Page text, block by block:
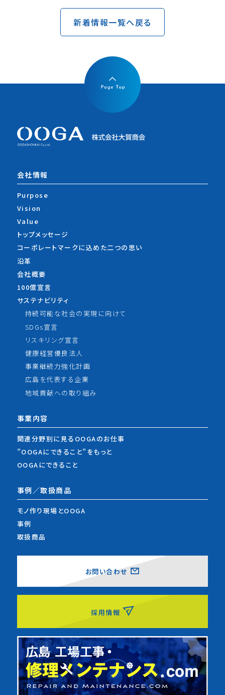
新着情報一覧へ戻る
会社情報
Purpose
Vision
Value
トップメッセージ
コーポレートマークに込めた二つの思い
沿革
会社概要
100億宣言
サステナビリティ
持続可能な社会の実現に向けて
SDGs宣言
リスキリング宣言
健康経営優良法人
事業継続力強化計画
広島を代表する企業
地域貢献への取り組み
事業内容
関連分野別に見るOOGAのお仕事
”OOGAにできること”をもっと
OOGAにできること
事例／取扱商品
モノ作り現場とOOGA
事例
取扱商品
お問い合わせ
採用情報